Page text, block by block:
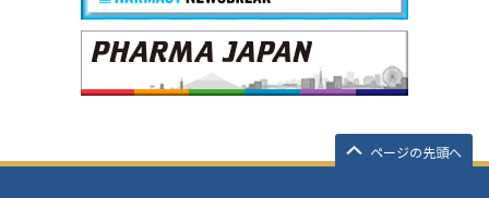
ページの先頭へ